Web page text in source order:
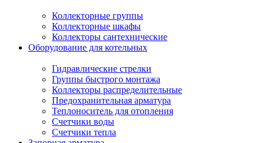
Коллекторные группы
Коллекторные шкафы
Коллекторы сантехнические
Оборудование для котельных
Гидравлические стрелки
Группы быстрого монтажа
Коллекторы распределительные
Предохранительная арматура
Теплоноситель для отопления
Счетчики воды
Счетчики тепла